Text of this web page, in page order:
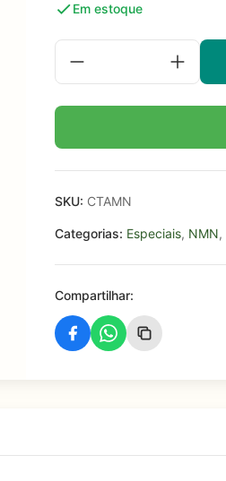
Em estoque
SKU: CTAMN
Categorias: Especiais, NMN,
Compartilhar: